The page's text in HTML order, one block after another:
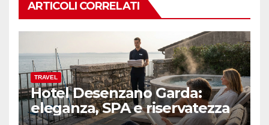
ARTICOLI CORRELATI
TRAVEL
Hotel Desenzano Garda:
eleganza, SPA e riservatezza